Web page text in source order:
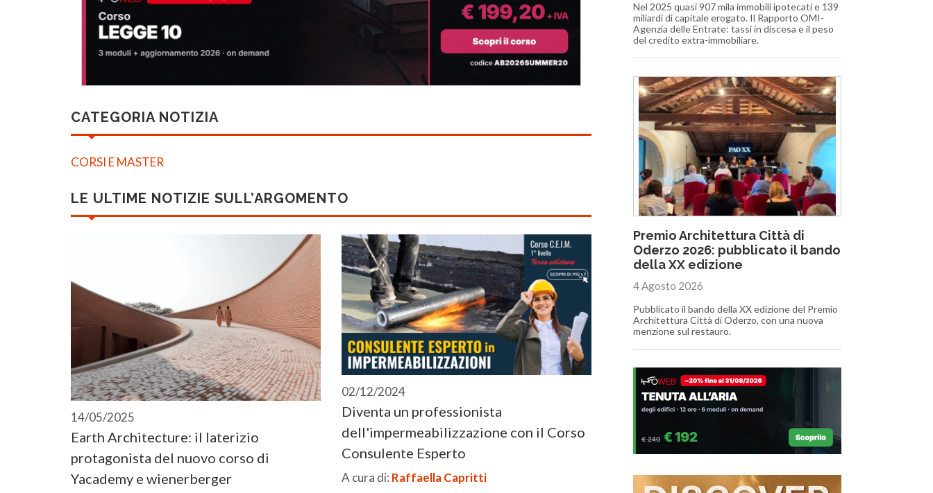
CATEGORIA NOTIZIA
CORSI E MASTER
LE ULTIME NOTIZIE SULL’ARGOMENTO
14/05/2025
Earth Architecture: il laterizio
protagonista del nuovo corso di
Yacademy e wienerberger
02/12/2024
Diventa un professionista
dell'impermeabilizzazione con il Corso
Consulente Esperto
A cura di: Raffaella Capritti
Nel 2025 quasi 907 mila immobili ipotecati e 139
miliardi di capitale erogato. Il Rapporto OMI-
Agenzia delle Entrate: tassi in discesa e il peso
del credito extra-immobiliare.
Premio Architettura Città di
Oderzo 2026: pubblicato il bando
della XX edizione
4 Agosto 2026
Pubblicato il bando della XX edizione del Premio
Architettura Città di Oderzo, con una nuova
menzione sul restauro.